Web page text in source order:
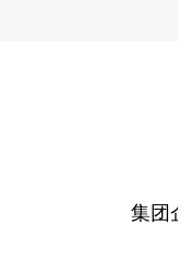
集团